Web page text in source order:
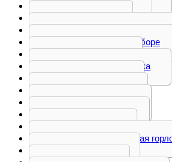
Головка блока
Двигатель в сборе
Кожух маховика
Маслозаливная